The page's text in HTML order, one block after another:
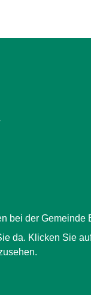
bei der Gemeinde
da. Klicken Sie